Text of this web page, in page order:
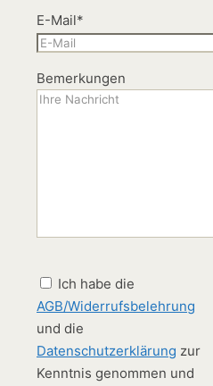
E-Mail*
Bemerkungen
Ich habe die
AGB/Widerrufsbelehrung
und die
Datenschutzerklärung zur
Kenntnis genommen und